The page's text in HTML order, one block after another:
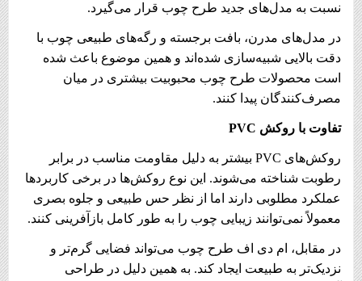
نسبت به مدل‌های جدید طرح چوب قرار می‌گیرد.
در مدل‌های مدرن، بافت برجسته و رگه‌های طبیعی چوب با
دقت بالایی شبیه‌سازی شده‌اند و همین موضوع باعث شده
است محصولات طرح چوب محبوبیت بیشتری در میان
مصرف‌کنندگان پیدا کنند.
تفاوت با روکش
روکش‌های PVC بیشتر به دلیل مقاومت مناسب در برابر
رطوبت شناخته می‌شوند. این نوع روکش‌ها در برخی کاربردها
عملکرد مطلوبی دارند اما از نظر حس طبیعی و جلوه بصری
معمولاً نمی‌توانند زیبایی چوب را به طور کامل بازآفرینی کنند.
در مقابل، ام دی اف طرح چوب می‌تواند فضایی گرم‌تر و
نزدیک‌تر به طبیعت ایجاد کند. به همین دلیل در طراحی